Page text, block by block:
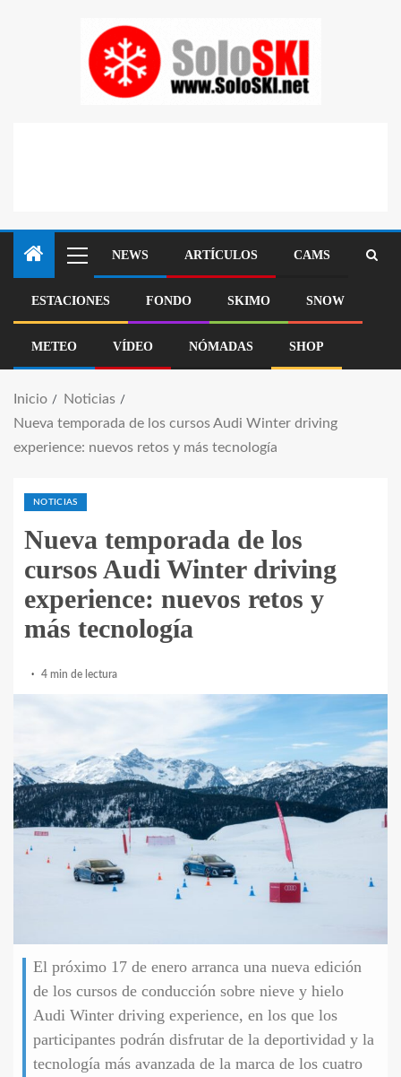
NEWS ARTÍCULOS CAMS
ESTACIONES FONDO SKIMO SNOW
METEO VÍDEO NÓMADAS SHOP
Inicio
Noticias
Nueva temporada de los cursos Audi Winter driving
experience: nuevos retos y más tecnología
NOTICIAS
Nueva temporada de los
cursos Audi Winter driving
experience: nuevos retos y
más tecnología
4 min de lectura
El próximo 17 de enero arranca una nueva edición
de los cursos de conducción sobre nieve y hielo
Audi Winter driving experience, en los que los
participantes podrán disfrutar de la deportividad y la
tecnología más avanzada de la marca de los cuatro